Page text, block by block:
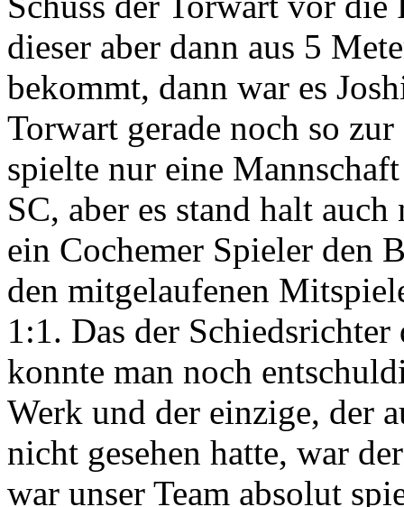
dieser aber dann aus 5
bekommt, dann war es
Torwart gerade noch so
spielte nur eine
SC, aber es stand halt
ein Cochemer Spieler den
den mitgelaufenen
1:1. Das der
konnte man noch
Werk und der einzige, der
nicht gesehen hatte, war
war unser Team absolut